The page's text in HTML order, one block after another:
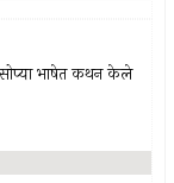
सोप्या भाषेत कथन केले